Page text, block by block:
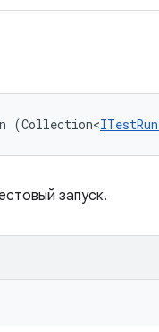
(Collection<
запуск.